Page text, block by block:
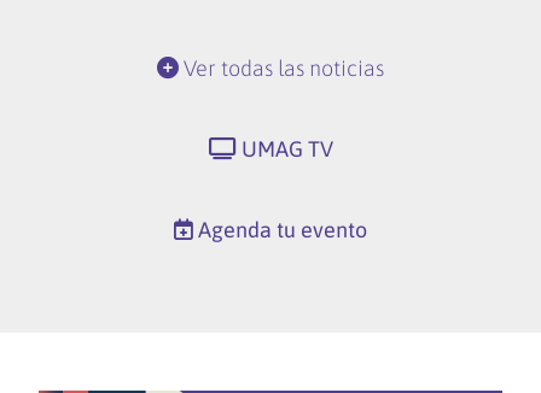
Ver todas las noticias
UMAG TV
Agenda tu evento